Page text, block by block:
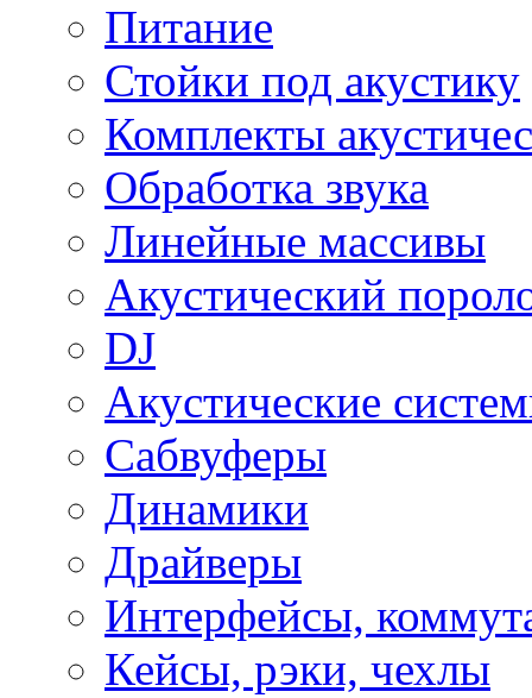
Питание
Стойки под акустику
Комплекты
Обработка звука
Линейные массивы
Акустический
DJ
Акустические
Сабвуферы
Динамики
Драйверы
Интерфейсы,
Кейсы, рэки, чехлы